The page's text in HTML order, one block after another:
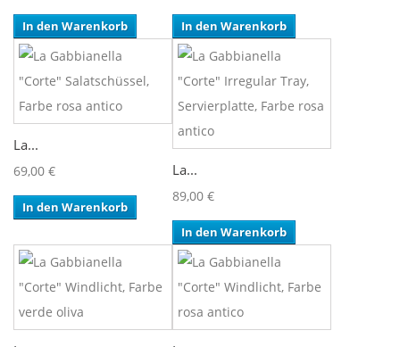
In den Warenkorb In den Warenkorb
La...
69,00 €
In den Warenkorb
La...
89,00 €
In den Warenkorb